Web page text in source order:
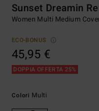
Sunset Dreamin
Women Multi Medium
ECO-BONUS
45,95 €
DOPPIA OFFERTA 25%
Colori Multi